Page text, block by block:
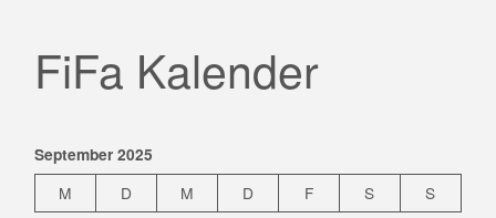
FiFa Kalender
September 2025
M D M D F S
S